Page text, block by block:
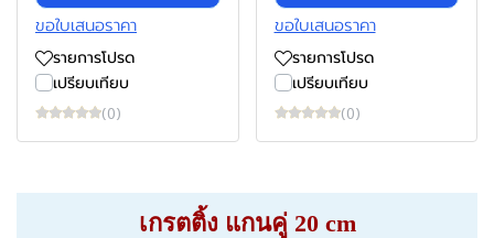
ขอใบเสนอราคา
รายการโปรด
เปรียบเทียบ
(0)
ขอใบเสนอราคา
รายการโปรด
เปรียบเทียบ
(0)
เกรตติ้ง แกนคู่ 20 cm